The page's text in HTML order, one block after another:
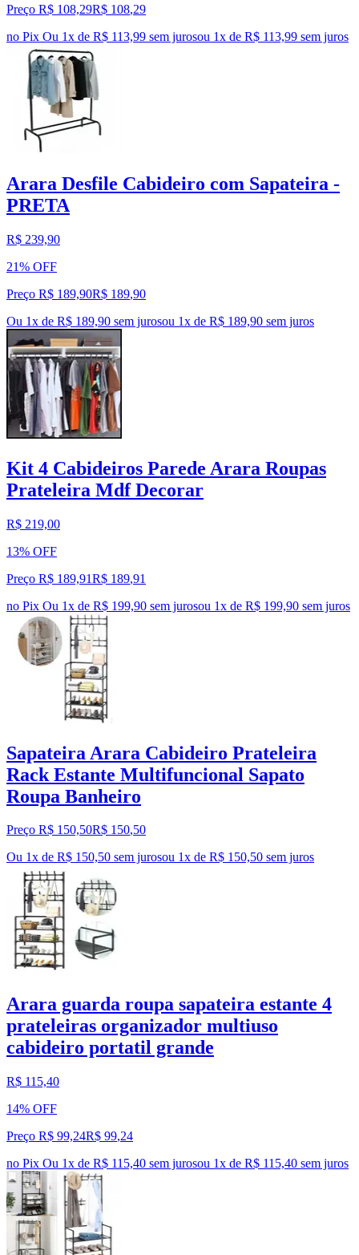
Preço R$ 108,29R$ 108,29
no Pix Ou 1x de R$ 113,99 sem jurosou 1x de R$ 113,99 sem juros
Arara Desfile Cabideiro com Sapateira -
PRETA
R$ 239,90
21% OFF
Preço R$ 189,90R$ 189,90
Ou 1x de R$ 189,90 sem jurosou 1x de R$ 189,90 sem juros
Kit 4 Cabideiros Parede Arara Roupas
Prateleira Mdf Decorar
R$ 219,00
13% OFF
Preço R$ 189,91R$ 189,91
no Pix Ou 1x de R$ 199,90 sem jurosou 1x de R$ 199,90 sem juros
Sapateira Arara Cabideiro Prateleira
Rack Estante Multifuncional Sapato
Roupa Banheiro
Preço R$ 150,50R$ 150,50
Ou 1x de R$ 150,50 sem jurosou 1x de R$ 150,50 sem juros
Arara guarda roupa sapateira estante 4
prateleiras organizador multiuso
cabideiro portatil grande
R$ 115,40
14% OFF
Preço R$ 99,24R$ 99,24
no Pix Ou 1x de R$ 115,40 sem jurosou 1x de R$ 115,40 sem juros